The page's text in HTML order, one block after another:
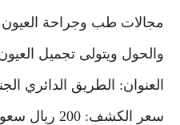
مجالات طب وجراحة
والحول ويتولى تجميل
العنوان: الطريق الدائري الجنوبي،
سعر الكشف: 200 ريال سعودي.